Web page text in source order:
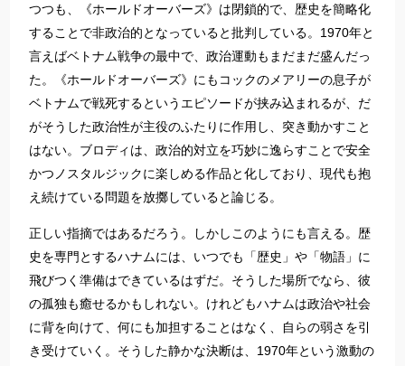
つつも、《ホールドオーバーズ》は閉鎖的で、歴史を簡略化
することで非政治的となっていると批判している。1970年と
言えばベトナム戦争の最中で、政治運動もまだまだ盛んだっ
た。《ホールドオーバーズ》にもコックのメアリーの息子が
ベトナムで戦死するというエピソードが挟み込まれるが、だ
がそうした政治性が主役のふたりに作用し、突き動かすこと
はない。ブロディは、政治的対立を巧妙に逸らすことで安全
かつノスタルジックに楽しめる作品と化しており、現代も抱
え続けている問題を放擲していると論じる。
正しい指摘ではあるだろう。しかしこのようにも言える。歴
史を専門とするハナムには、いつでも「歴史」や「物語」に
飛びつく準備はできているはずだ。そうした場所でなら、彼
の孤独も癒せるかもしれない。けれどもハナムは政治や社会
に背を向けて、何にも加担することはなく、自らの弱さを引
き受けていく。そうした静かな決断は、1970年という激動の